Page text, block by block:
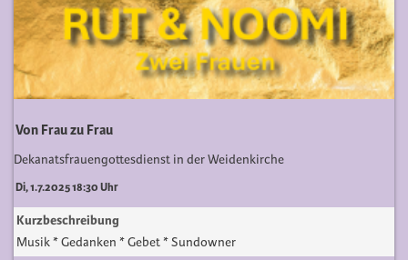
Von Frau zu Frau
Dekanatsfrauengottesdienst in der Weidenkirche
Di, 1.7.2025 18:30 Uhr
Kurzbeschreibung
Musik * Gedanken * Gebet * Sundowner